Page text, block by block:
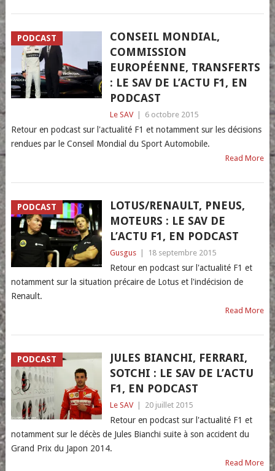
PODCAST
CONSEIL MONDIAL,
COMMISSION
EUROPÉENNE, TRANSFERTS
: LE SAV DE L’ACTU F1, EN
PODCAST
Le SAV 6 octobre 2015
Retour en podcast sur l'actualité F1 et notamment sur les décisions
rendues par le Conseil Mondial du Sport Automobile.
Read More
PODCAST
LOTUS/RENAULT, PNEUS,
MOTEURS : LE SAV DE
L’ACTU F1, EN PODCAST
Gusgus 18 septembre 2015
Retour en podcast sur l'actualité F1 et
notamment sur la situation précaire de Lotus et l'indécision de
Renault.
Read More
PODCAST
JULES BIANCHI, FERRARI,
SOTCHI : LE SAV DE L’ACTU
F1, EN PODCAST
Le SAV 20 juillet 2015
Retour en podcast sur l'actualité F1 et
notamment sur le décès de Jules Bianchi suite à son accident du
Grand Prix du Japon 2014.
Read More